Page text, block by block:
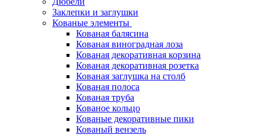
Заклепки и заглушки
Кованые элементы
Кованая балясина
Кованая виноградная лоза
Кованая декоративная корзина
Кованая декоративная розетка
Кованая заглушка на столб
Кованая полоса
Кованая труба
Кованое кольцо
Кованые декоративные пики
Кованый вензель